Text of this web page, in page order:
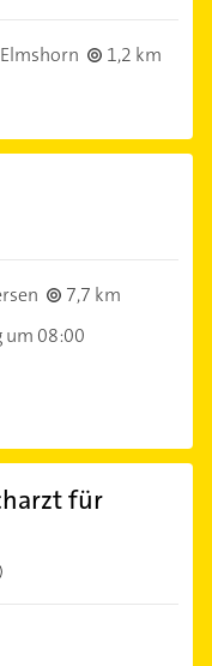
1,2 km
7,7 km
08:00
für